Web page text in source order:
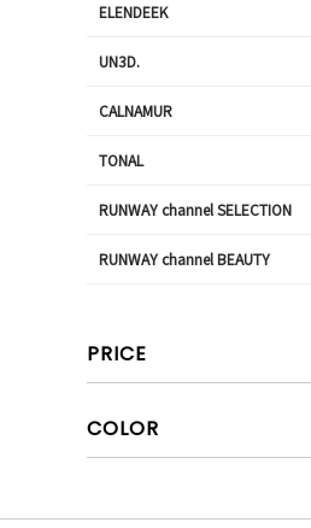
ELENDEEK
UN3D.
CALNAMUR
TONAL
RUNWAY channel SELECTION
RUNWAY channel BEAUTY
PRICE
COLOR